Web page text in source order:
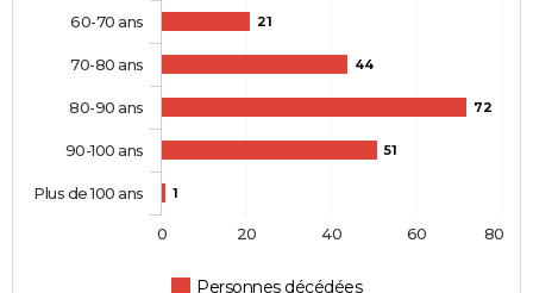
21
44
72
51
1
Personnes décédées
60-70 ans
70-80 ans
80-90 ans
90-100 ans
Plus de 100 ans
0 20 40 60 80